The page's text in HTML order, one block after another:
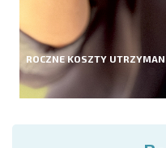
ROCZNE KOSZTY